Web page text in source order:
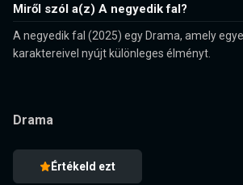
Miről szól a(z) A negyedik fal?
A negyedik fal (2025) egy Drama, amely
karaktereivel nyújt különleges élményt.
Drama
Értékeld ezt